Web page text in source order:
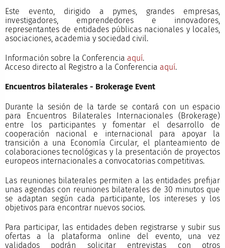
Este evento, dirigido a pymes, grandes empresas,
investigadores, emprendedores e innovadores,
representantes de entidades públicas nacionales y locales,
asociaciones, academia y sociedad civil.
Información sobre la Conferencia aquí.
Acceso directo al Registro a la Conferencia aquí.
Encuentros bilaterales - Brokerage Event
Durante la sesión de la tarde se contará con un espacio
para Encuentros Bilaterales Internacionales (Brokerage)
entre los participantes y fomentar el desarrollo de
cooperación nacional e internacional para apoyar la
transición a una Economía Circular, el planteamiento de
colaboraciones tecnológicas y la presentación de proyectos
europeos internacionales a convocatorias competitivas.
Las reuniones bilaterales permiten a las entidades prefijar
unas agendas con reuniones bilaterales de 30 minutos que
se adaptan según cada participante, los intereses y los
objetivos para encontrar nuevos socios.
Para participar, las entidades deben registrarse y subir sus
ofertas a la plataforma online del evento, una vez
validados podrán solicitar entrevistas con otros